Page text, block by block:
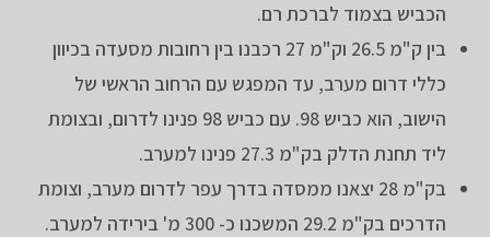
הכביש בצמוד לברכת רם.
בין ק"מ 26.5 וק"מ 27 רכבנו בין רחובות מסעדה בכיוון
כללי דרום מערב, עד המפגש עם הרחוב הראשי של
הישוב, הוא כביש 98. עם כביש 98 פנינו לדרום, ובצומת
ליד תחנת הדלק בק"מ 27.3 פנינו למערב.
בק"מ 28 יצאנו ממסדה בדרך עפר לדרום מערב, וצומת
הדרכים בק"מ 29.2 המשכנו כ- 300 מ' בירידה למערב.